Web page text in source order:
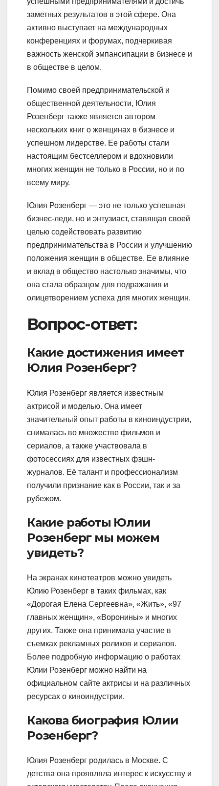
заметных результатов в этой сфере. Она
активно выступает на международных
конференциях и форумах, подчеркивая
важность женской эмпансипации в бизнесе и
в обществе в целом.
Помимо своей предпринимательской и
общественной деятельности, Юлия
Розенберг также является автором
нескольких книг о женщинах в бизнесе и
успешном лидерстве. Ее работы стали
настоящим бестселлером и вдохновили
многих женщин не только в России, но и по
всему миру.
Юлия Розенберг — это не только успешная
бизнес-леди, но и энтузиаст, ставящая своей
целью содействовать развитию
предпринимательства в России и улучшению
положения женщин в обществе. Ее влияние
и вклад в общество настолько значимы, что
она стала образцом для подражания и
олицетворением успеха для многих женщин.
Вопрос-ответ:
Какие достижения имеет
Юлия Розенберг?
Юлия Розенберг является известным
актрисой и моделью. Она имеет
значительный опыт работы в киноиндустрии,
снималась во множестве фильмов и
сериалов, а также участвовала в
фотосессиях для известных фэшн-
журналов. Её талант и профессионализм
получили признание как в России, так и за
рубежом.
Какие работы Юлии
Розенберг мы можем
увидеть?
На экранах кинотеатров можно увидеть
Юлию Розенберг в таких фильмах, как
«Дорогая Елена Сергеевна», «Жить», «97
главных женщин», «Воронины» и многих
других. Также она принимала участие в
съемках рекламных роликов и сериалов.
Более подробную информацию о работах
Юлии Розенберг можно найти на
официальном сайте актрисы и на различных
ресурсах о киноиндустрии.
Какова биография Юлии
Розенберг?
Юлия Розенберг родилась в Москве. С
детства она проявляла интерес к искусству и